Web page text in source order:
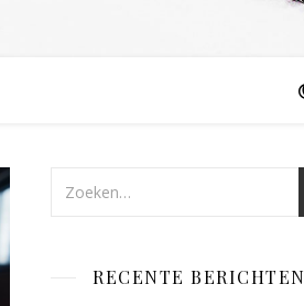
RECENTE BERICHTEN